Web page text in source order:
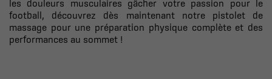
les douleurs musculaires gâcher votre passion pour le
football, découvrez dès maintenant notre pistolet de
massage pour une préparation physique complète et des
performances au sommet !